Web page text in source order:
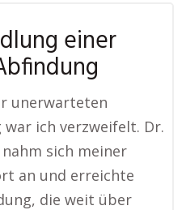
einer
unerwarteten
war ich verzweifelt. Dr.
sich meiner
an und erreichte
die weit über